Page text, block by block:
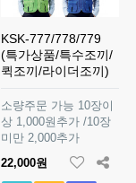
KSK-777/778/779
(특가상품/특수조끼/
퀵조끼/라이더조끼)
소량주문 가능 10장이
상 1,000원추가 /10장
미만 2,000추가
22,000원